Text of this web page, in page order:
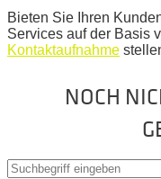
Bieten Sie Ihren
Services auf der Basis
Kontaktaufnahme
NOCH